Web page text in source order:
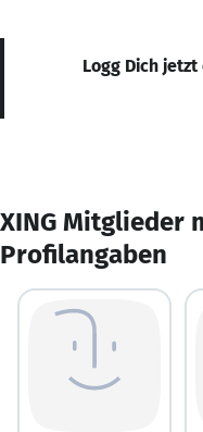
Logg Dich
XING Mitglieder
Profilangaben